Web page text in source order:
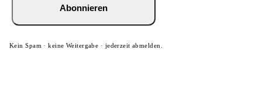
Abonnieren
Kein Spam · keine Weitergabe · jederzeit abmelden.